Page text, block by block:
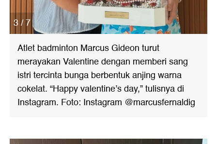
3 / 7
Atlet badminton Marcus Gideon turut
merayakan Valentine dengan memberi sang
istri tercinta bunga berbentuk anjing warna
cokelat. “Happy valentine’s day,” tulisnya di
Instagram. Foto: Instagram @marcusfernaldig